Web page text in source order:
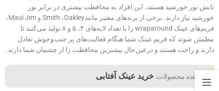
تابش نور خورشید هستند، این افراد به محافظت بیشتری در برابر نور
خورشید نیاز دارند. برخی از برندهای معتبر مانندSmith ،Oakley و Maui Jim،
فریم‌های عینک wraparound را با تعداد لایه‌های ۳، ۵ و ۸ تولید می‌کنند تا
مطمئن شوند که فریم‌ عینک شما هنگام فعالیت‌های پر جنب‌و‌جوش تعادل
دارند و راحت هستند و درعین‌حال بیشترین محافظت را از چشمان شما دارند.
مشاهده محصولات: خرید عینک آفتابی